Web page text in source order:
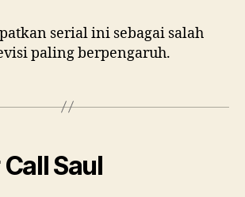
serial ini sebagai salah
paling berpengaruh.
Saul